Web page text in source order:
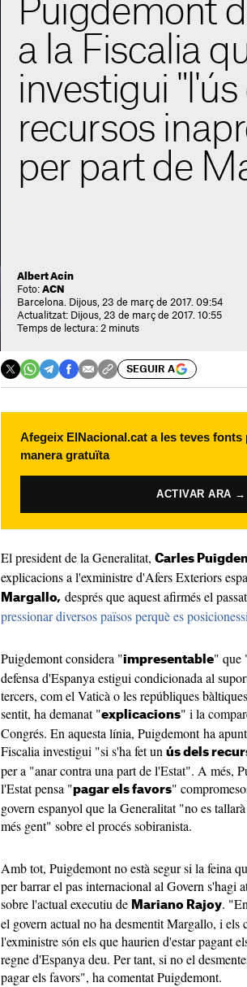
Puigdemont
a la Fiscalia
investigui "l'ús
recursos
per part de
Albert Acín
Foto: ACN
Barcelona. Dijous, 23 de març de 2017. 09:54
Actualitzat: Dijous, 23 de març de 2017. 10:55
Temps de lectura: 2 minuts
SEGUIR A
Afegeix ElNacional.cat a les teves
manera gratuïta
ACTIVAR ARA →
El president de la Generalitat, Carles
explicacions a l'exministre d'Afers Exteriors
Margallo, després que aquest afirmés el
pressionar diversos països perquè es
Puigdemont considera "impresentable" que
defensa d'Espanya estigui condicionada al
tercers, com el Vaticà o les repúbliques
sentit, ha demanat "explicacions" i la
Congrés. En aquesta línia, Puigdemont ha
Fiscalia investigui "si s'ha fet un ús dels
per a "anar contra una part de l'Estat". A més,
l'Estat pensa "pagar els favors"
govern espanyol que la Generalitat "no es
més gent" sobre el procés sobiranista.
Amb tot, Puigdemont no està segur si la feina
per barrar el pas internacional al Govern s'hagi
sobre l'actual executiu de Mariano Rajoy.
el govern actual no ha desmentit Margallo, i els
l'exministre són els que haurien d'estar pagant
regne d'Espanya deu. Per tant, si no el
pagar els favors", ha comentat Puigdemont.